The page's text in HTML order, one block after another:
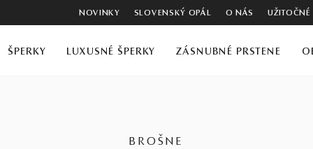
NOVINKY SLOVENSKÝ OPÁL O NÁS
ŠPERKY LUXUSNÉ ŠPERKY ZÁSNUBNÉ PRSTENE
BROŠNE